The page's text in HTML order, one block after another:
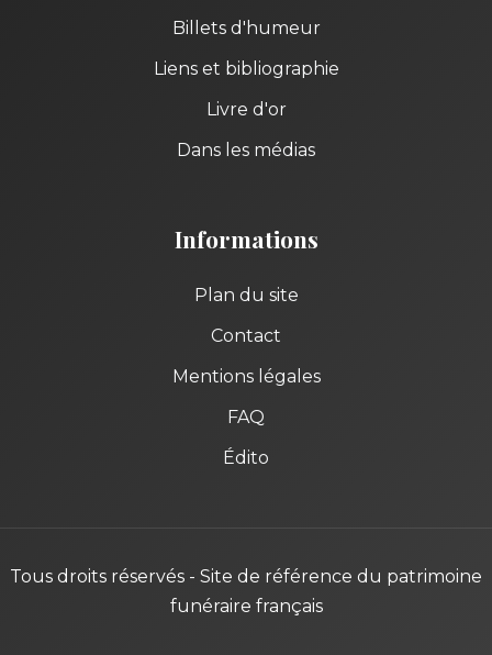
Billets d'humeur
Liens et bibliographie
Livre d'or
Dans les médias
Informations
Plan du site
Contact
Mentions légales
FAQ
Édito
Tous droits réservés - Site de référence du patrimoine
funéraire français